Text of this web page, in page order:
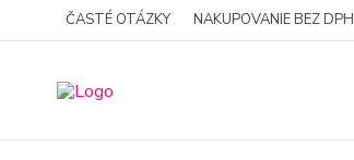
ČASTÉ OTÁZKY NAKUPOVANIE BEZ DPH